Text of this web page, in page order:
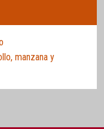
manzana y